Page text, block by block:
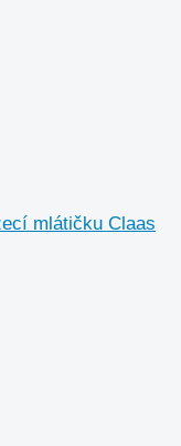
mlátičku Claas